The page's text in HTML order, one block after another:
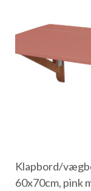
Klapbord/
60x70cm, pink